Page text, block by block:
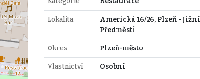
Lokalita
Americká 16/26, Plzeň - Jižní
Předměstí
Okres Plzeň-město
Vlastnictví Osobní